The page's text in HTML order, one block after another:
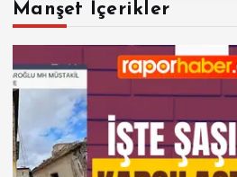
Manşet İçerikler